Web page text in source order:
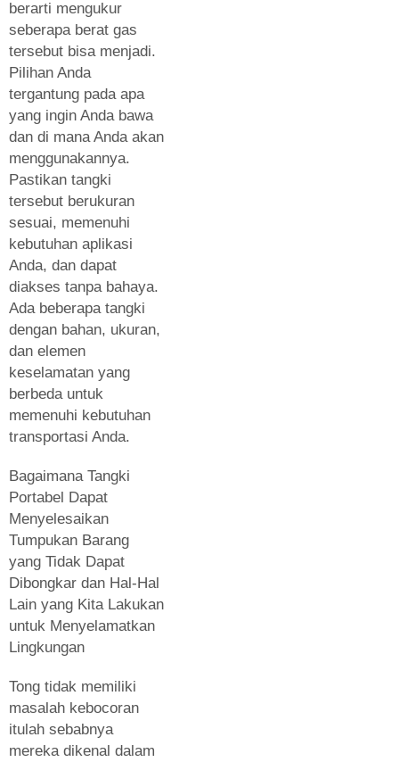
berarti mengukur
seberapa berat gas
tersebut bisa menjadi.
Pilihan Anda
tergantung pada apa
yang ingin Anda bawa
dan di mana Anda akan
menggunakannya.
Pastikan tangki
tersebut berukuran
sesuai, memenuhi
kebutuhan aplikasi
Anda, dan dapat
diakses tanpa bahaya.
Ada beberapa tangki
dengan bahan, ukuran,
dan elemen
keselamatan yang
berbeda untuk
memenuhi kebutuhan
transportasi Anda.
Bagaimana Tangki
Portabel Dapat
Menyelesaikan
Tumpukan Barang
yang Tidak Dapat
Dibongkar dan Hal-Hal
Lain yang Kita Lakukan
untuk Menyelamatkan
Lingkungan
Tong tidak memiliki
masalah kebocoran
itulah sebabnya
mereka dikenal dalam